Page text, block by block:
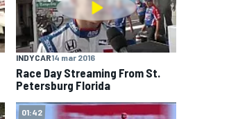
INDYCAR14 mar 2016
Race Day Streaming From St.
Petersburg Florida
01:42